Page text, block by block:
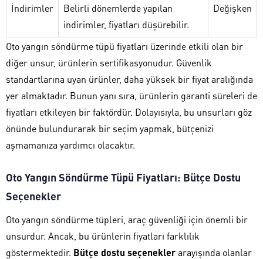
İndirimler
Belirli dönemlerde yapılan
indirimler, fiyatları düşürebilir.
Değişken
Oto yangın söndürme tüpü fiyatları üzerinde etkili olan bir
diğer unsur, ürünlerin sertifikasyonudur. Güvenlik
standartlarına uyan ürünler, daha yüksek bir fiyat aralığında
yer almaktadır. Bunun yanı sıra, ürünlerin garanti süreleri de
fiyatları etkileyen bir faktördür. Dolayısıyla, bu unsurları göz
önünde bulundurarak bir seçim yapmak, bütçenizi
aşmamanıza yardımcı olacaktır.
Oto Yangın Söndürme Tüpü Fiyatları: Bütçe Dostu
Seçenekler
Oto yangın söndürme tüpleri, araç güvenliği için önemli bir
unsurdur. Ancak, bu ürünlerin fiyatları farklılık
göstermektedir. Bütçe dostu seçeneklerarayışında olanlar